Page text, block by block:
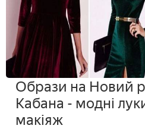
Образи на Новий
Кабана - модні
макіяж